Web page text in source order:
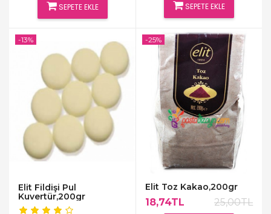
SEPETE EKLE SEPETE EKLE
Elit Fildişi Pul
Kuvertür,200gr
-13%
Elit Toz Kakao,200gr
18,74TL 25,00TL
-25%